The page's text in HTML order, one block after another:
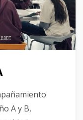
A y B,